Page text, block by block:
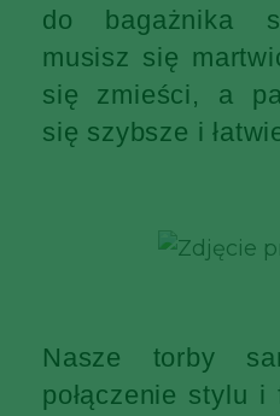
do bagażnika
musisz się
się zmieści, a
się szybsze i
Nasze torby
połączenie stylu i